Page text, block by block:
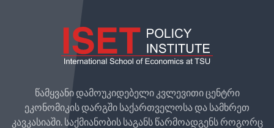
წამყვანი დამოუკიდებელი კვლევითი ცენტრი
ეკონომიკის დარგში საქართველოსა და სამხრეთ
კავკასიაში. საქმიანობის საგანს წარმოადგენს როგორც